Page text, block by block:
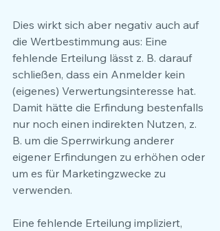
Dies wirkt sich aber negativ auch auf
die Wertbestimmung aus: Eine
fehlende Erteilung lässt z. B. darauf
schließen, dass ein Anmelder kein
(eigenes) Verwertungsinteresse hat.
Damit hätte die Erfindung bestenfalls
nur noch einen indirekten Nutzen, z.
B. um die Sperrwirkung anderer
eigener Erfindungen zu erhöhen oder
um es für Marketingzwecke zu
verwenden.
Eine fehlende Erteilung impliziert,